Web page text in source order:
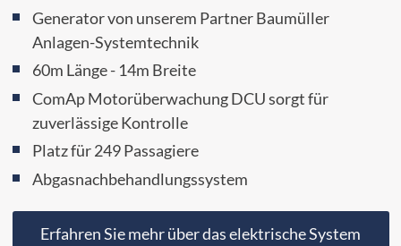
Generator von unserem Partner Baumüller
Anlagen-Systemtechnik
60m Länge - 14m Breite
ComAp Motorüberwachung DCU sorgt für
zuverlässige Kontrolle
Platz für 249 Passagiere
Abgasnachbehandlungssystem
Erfahren Sie mehr über das elektrische System